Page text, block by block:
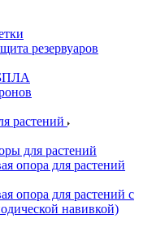
резервуаров
растений
для растений
опора для растений
опора для растений с
навивкой)